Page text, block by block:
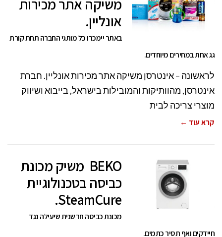
משיקה אתר מכירות
אונליין.
באתר יימכרו כל מותגי החברה תחת קורת
גג אחת במחירים מיוחדים.
לראשונה – אינטרסן משיקה אתר מכירות אונליין. חברת
אינטרסן, מהוותיקות והמובילות בישראל, בייבוא ושיווק
מוצרי צריכה לבית
קרא עוד ←
BEKO משיק מכונת
כביסה בטכנולוגיית
SteamCure.
מכונת כביסה חדשנית שיעילה נגד
חיידקים ואף תסיר כתמים.